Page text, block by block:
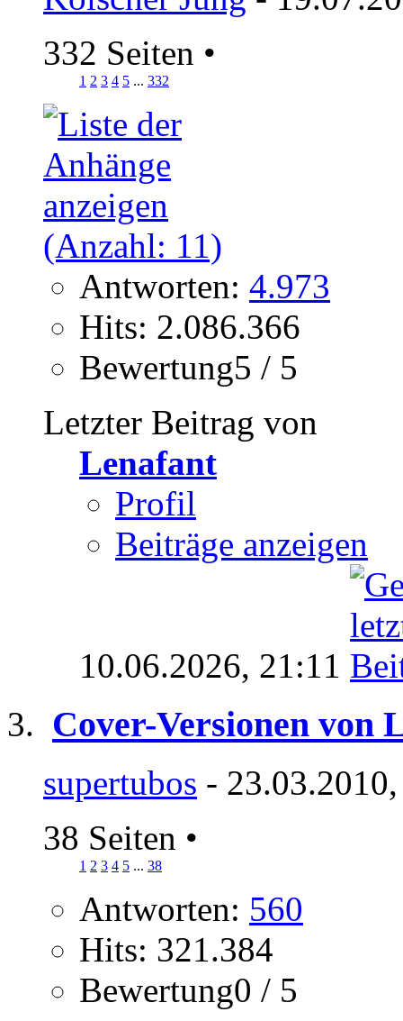
332 Seiten •
1 2 3 4 5 ... 332
Antworten: 4.973
Hits: 2.086.366
Bewertung5 / 5
Letzter Beitrag von
Lenafant
Profil
Beiträge anzeigen
10.06.2026, 21:11
Cover-Versionen von
supertubos -
38 Seiten •
1 2 3 4 5 ... 38
Antworten: 560
Hits: 321.384
Bewertung0 / 5